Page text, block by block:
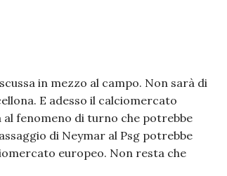
in mezzo al campo. Non sarà di
E adesso il calciomercato
fenomeno di turno che potrebbe
di Neymar al Psg potrebbe
europeo. Non resta che